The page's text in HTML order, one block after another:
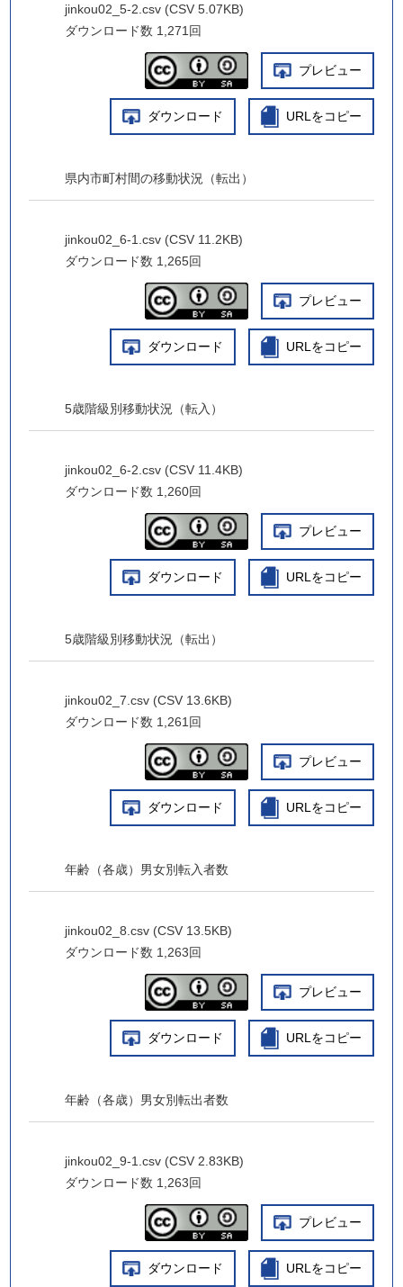
jinkou02_5-2.csv (CSV 5.07KB)
ダウンロード数 1,271回
プレビュー
ダウンロード URLをコピー
県内市町村間の移動状況（転出）
jinkou02_6-1.csv (CSV 11.2KB)
ダウンロード数 1,265回
プレビュー
ダウンロード URLをコピー
5歳階級別移動状況（転入）
jinkou02_6-2.csv (CSV 11.4KB)
ダウンロード数 1,260回
プレビュー
ダウンロード URLをコピー
5歳階級別移動状況（転出）
jinkou02_7.csv (CSV 13.6KB)
ダウンロード数 1,261回
プレビュー
ダウンロード URLをコピー
年齢（各歳）男女別転入者数
jinkou02_8.csv (CSV 13.5KB)
ダウンロード数 1,263回
プレビュー
ダウンロード URLをコピー
年齢（各歳）男女別転出者数
jinkou02_9-1.csv (CSV 2.83KB)
ダウンロード数 1,263回
プレビュー
ダウンロード URLをコピー